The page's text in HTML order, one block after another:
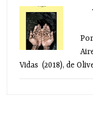
Vidas (2018), de